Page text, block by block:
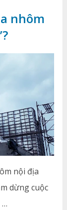
nhôm
nội địa
dừng cuộc
…